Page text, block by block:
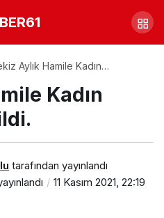
Aylık Hamile Kadın
Kadın
tarafından yayınlandı
11 Kasım 2021, 22:19
için gitti.